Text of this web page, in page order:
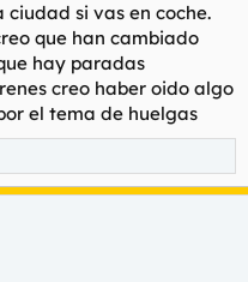
ciudad si vas en coche.
que han cambiado
hay paradas
creo haber oido algo
el tema de huelgas